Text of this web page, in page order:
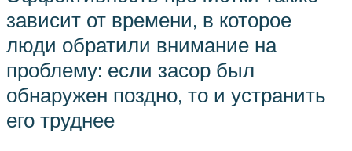
зависит от времени, в которое
люди обратили внимание на
проблему: если засор был
обнаружен поздно, то и устранить
его труднее